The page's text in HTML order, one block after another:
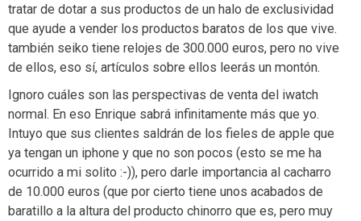
tratar de dotar a sus productos de un halo de exclusividad
que ayude a vender los productos baratos de los que vive.
también seiko tiene relojes de 300.000 euros, pero no vive
de ellos, eso sí, artículos sobre ellos leerás un montón.
Ignoro cuáles son las perspectivas de venta del iwatch
normal. En eso Enrique sabrá infinitamente más que yo.
Intuyo que sus clientes saldrán de los fieles de apple que
ya tengan un iphone y que no son pocos (esto se me ha
ocurrido a mi solito :-)), pero darle importancia al cacharro
de 10.000 euros (que por cierto tiene unos acabados de
baratillo a la altura del producto chinorro que es, pero muy